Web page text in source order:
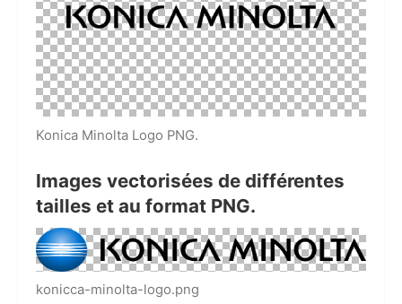
Konica Minolta Logo PNG.
Images vectorisées de différentes
tailles et au format PNG.
konicca-minolta-logo.png